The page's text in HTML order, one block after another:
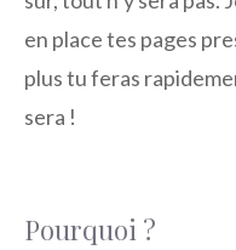
en place tes pages
plus tu feras
sera !
Pourquoi ?